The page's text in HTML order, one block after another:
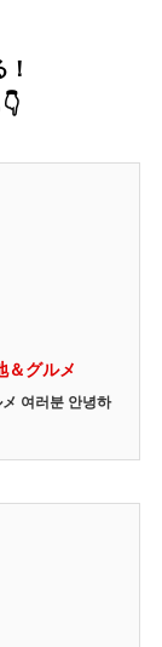
＆グルメ
여러분 안녕하